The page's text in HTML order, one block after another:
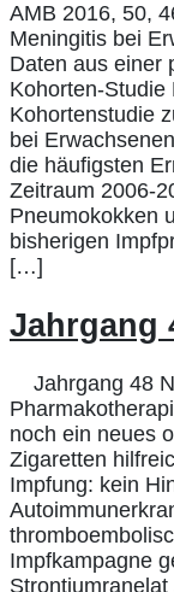
AMB 2016, 50,
Meningitis bei
Daten aus einer
Kohorten-Studie
Kohortenstudie
bei
die häufigsten
Zeitraum 2006-
Pneumokokken
bisherigen
[…]
Jahrgang
Jahrgang 48
noch ein neues
Zigaretten
Impfung: kein
Impfkampagne